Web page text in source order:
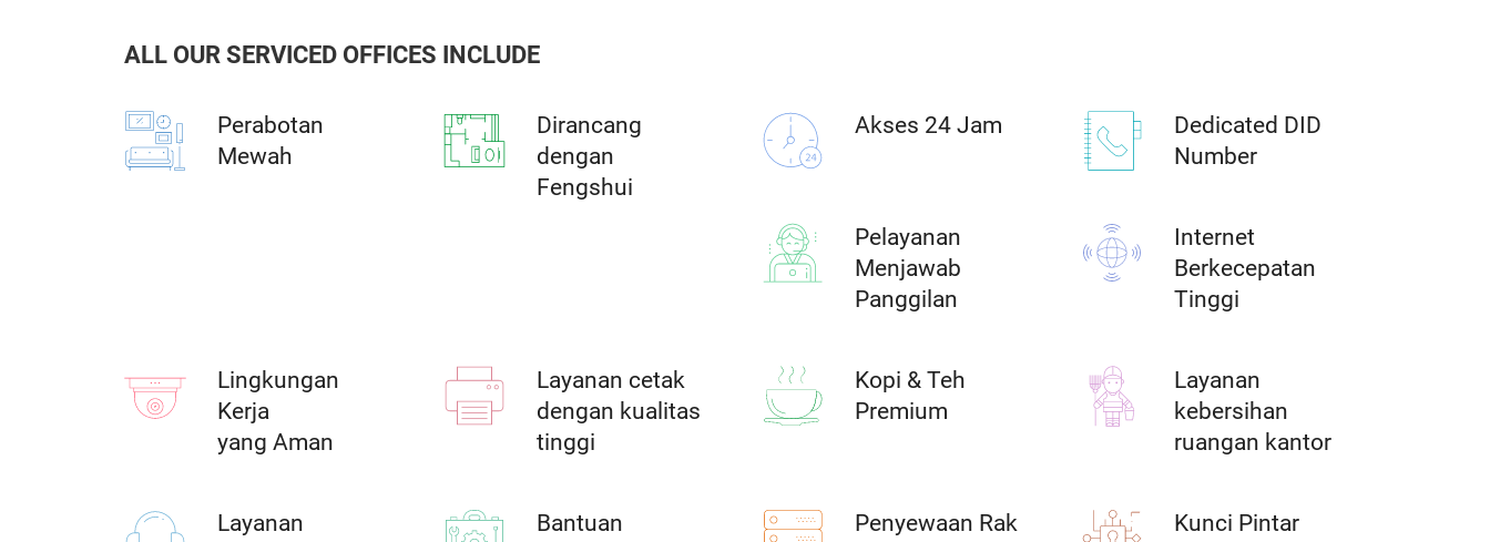
ALL OUR SERVICED OFFICES INCLUDE
Perabotan
Mewah
Dirancang
dengan
Fengshui
Akses 24 Jam
Dedicated DID
Number
Pelayanan
Menjawab
Panggilan
Internet
Berkecepatan
Tinggi
Lingkungan
Kerja
yang Aman
Layanan cetak
dengan kualitas
tinggi
Kopi & Teh
Premium
Layanan
kebersihan
ruangan kantor
Layanan
Bantuan
Penyewaan Rak
Kunci Pintar